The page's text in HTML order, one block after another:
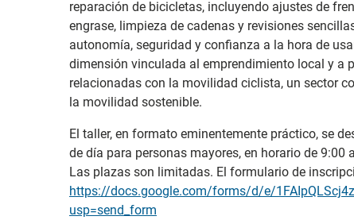
reparación de bicicletas, incluyendo ajustes de
engrase, limpieza de cadenas y revisiones
autonomía, seguridad y confianza a la hora de
dimensión vinculada al emprendimiento local y a
relacionadas con la movilidad ciclista, un sector
la movilidad sostenible.
El taller, en formato eminentemente práctico, se
de día para personas mayores, en horario de 9:00
Las plazas son limitadas. El formulario de
https://docs.google.com/forms/d/e/
usp=send_form